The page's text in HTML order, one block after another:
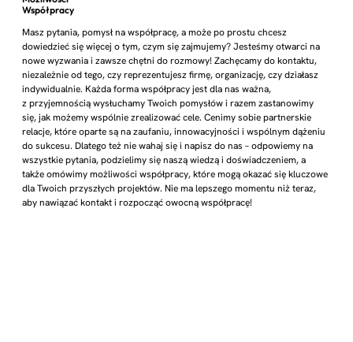
Współpracy
Masz pytania, pomysł na współpracę, a może po prostu chcesz
dowiedzieć się więcej o tym, czym się zajmujemy? Jesteśmy otwarci na
nowe wyzwania i zawsze chętni do rozmowy! Zachęcamy do kontaktu,
niezależnie od tego, czy reprezentujesz firmę, organizację, czy działasz
indywidualnie. Każda forma współpracy jest dla nas ważna,
z przyjemnością wysłuchamy Twoich pomysłów i razem zastanowimy
się, jak możemy wspólnie zrealizować cele. Cenimy sobie partnerskie
relacje, które oparte są na zaufaniu, innowacyjności i wspólnym dążeniu
do sukcesu. Dlatego też nie wahaj się i napisz do nas – odpowiemy na
wszystkie pytania, podzielimy się naszą wiedzą i doświadczeniem, a
także omówimy możliwości współpracy, które mogą okazać się kluczowe
dla Twoich przyszłych projektów. Nie ma lepszego momentu niż teraz,
aby nawiązać kontakt i rozpocząć owocną współpracę!